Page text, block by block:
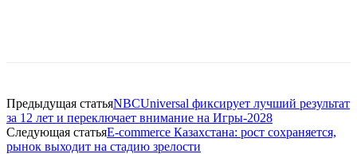
Предыдущая статьяNBCUniversal фиксирует лучший результат
за 12 лет и переключает внимание на Игры-2028
Следующая статьяЕ-commerce Казахстана: рост сохраняется,
рынок выходит на стадию зрелости